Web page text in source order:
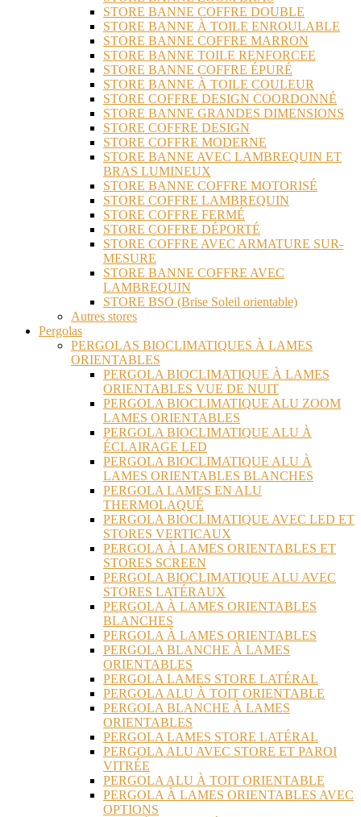
STORE BANNE COFFRE DOUBLE
STORE BANNE À TOILE ENROULABLE
STORE BANNE COFFRE MARRON
STORE BANNE TOILE RENFORCEE
STORE BANNE COFFRE ÉPURÉ
STORE BANNE À TOILE COULEUR
STORE COFFRE DESIGN COORDONNÉ
STORE BANNE GRANDES DIMENSIONS
STORE COFFRE DESIGN
STORE COFFRE MODERNE
STORE BANNE AVEC LAMBREQUIN ET
BRAS LUMINEUX
STORE BANNE COFFRE MOTORISÉ
STORE COFFRE LAMBREQUIN
STORE COFFRE FERMÉ
STORE COFFRE DÉPORTÉ
STORE COFFRE AVEC ARMATURE SUR-
MESURE
STORE BANNE COFFRE AVEC
LAMBREQUIN
STORE BSO (Brise Soleil orientable)
Autres stores
Pergolas
PERGOLAS BIOCLIMATIQUES À LAMES
ORIENTABLES
PERGOLA BIOCLIMATIQUE À LAMES
ORIENTABLES VUE DE NUIT
PERGOLA BIOCLIMATIQUE ALU ZOOM
LAMES ORIENTABLES
PERGOLA BIOCLIMATIQUE ALU À
ÉCLAIRAGE LED
PERGOLA BIOCLIMATIQUE ALU À
LAMES ORIENTABLES BLANCHES
PERGOLA LAMES EN ALU
THERMOLAQUÉ
PERGOLA BIOCLIMATIQUE AVEC LED ET
STORES VERTICAUX
PERGOLA À LAMES ORIENTABLES ET
STORES SCREEN
PERGOLA BIOCLIMATIQUE ALU AVEC
STORES LATÉRAUX
PERGOLA À LAMES ORIENTABLES
BLANCHES
PERGOLA À LAMES ORIENTABLES
PERGOLA BLANCHE À LAMES
ORIENTABLES
PERGOLA LAMES STORE LATÉRAL
PERGOLA ALU À TOIT ORIENTABLE
PERGOLA BLANCHE À LAMES
ORIENTABLES
PERGOLA LAMES STORE LATÉRAL
PERGOLA ALU AVEC STORE ET PAROI
VITRÉE
PERGOLA ALU À TOIT ORIENTABLE
PERGOLA À LAMES ORIENTABLES AVEC
OPTIONS